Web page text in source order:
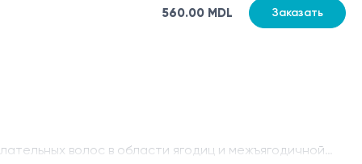
560.00 MDL Заказать
волос в области ягодиц и межъягодичной